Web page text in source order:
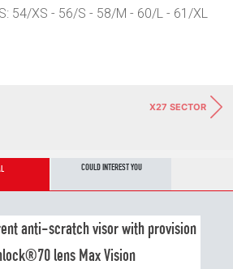
54/XS - 56/S - 58/M - 60/L - 61/XL
X27 SECTOR
COULD INTEREST YOU